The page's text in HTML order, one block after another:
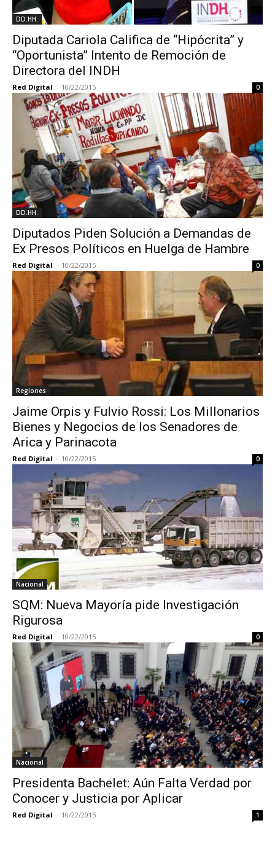
DD.HH.
Diputada Cariola Califica de “Hipócrita” y
“Oportunista” Intento de Remoción de
Directora del INDH
Red Digital - 10/22/2015 0
DD.HH.
Diputados Piden Solución a Demandas de
Ex Presos Políticos en Huelga de Hambre
Red Digital - 10/22/2015 0
Regiones
Jaime Orpis y Fulvio Rossi: Los Millonarios
Bienes y Negocios de los Senadores de
Arica y Parinacota
Red Digital - 10/22/2015 0
Nacional
SQM: Nueva Mayoría pide Investigación
Rigurosa
Red Digital - 10/22/2015 0
Nacional
Presidenta Bachelet: Aún Falta Verdad por
Conocer y Justicia por Aplicar
Red Digital - 10/22/2015 1